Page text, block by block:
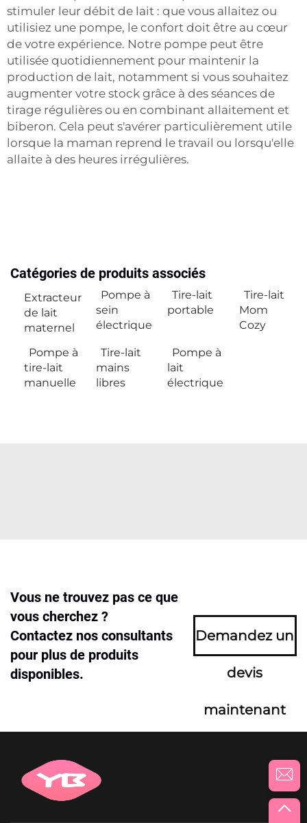
stimuler leur débit de lait : que vous allaitez ou
utilisiez une pompe, le confort doit être au cœur
de votre expérience. Notre pompe peut être
utilisée quotidiennement pour maintenir la
production de lait, notamment si vous souhaitez
augmenter votre stock grâce à des séances de
tirage régulières ou en combinant allaitement et
biberon. Cela peut s'avérer particulièrement utile
lorsque la maman reprend le travail ou lorsqu'elle
allaite à des heures irrégulières.
Catégories de produits associés
Extracteur
de lait
maternel
Pompe à
sein
électrique
Tire-lait
portable
Tire-lait
Mom
Cozy
Pompe à
tire-lait
manuelle
Tire-lait
mains
libres
Pompe à
lait
électrique
Vous ne trouvez pas ce que
vous cherchez ?
Contactez nos consultants
pour plus de produits
disponibles.
Demandez un
devis
maintenant